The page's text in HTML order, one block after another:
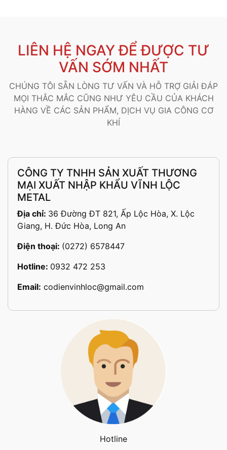
LIÊN HỆ NGAY ĐỂ ĐƯỢC TƯ
VẤN SỚM NHẤT
CHÚNG TÔI SẴN LÒNG TƯ VẤN VÀ HỖ TRỢ GIẢI ĐÁP
MỌI THẮC MẮC CŨNG NHƯ YÊU CẦU CỦA KHÁCH
HÀNG VỀ CÁC SẢN PHẨM, DỊCH VỤ GIA CÔNG CƠ
KHÍ
CÔNG TY TNHH SẢN XUẤT THƯƠNG
MẠI XUẤT NHẬP KHẨU VĨNH LỘC
METAL
Địa chỉ: 36 Đường ĐT 821, Ấp Lộc Hòa, X. Lộc
Giang, H. Đức Hòa, Long An
Điện thoại: (0272) 6578447
Hotline: 0932 472 253
Email: codienvinhloc@gmail.com
Hotline